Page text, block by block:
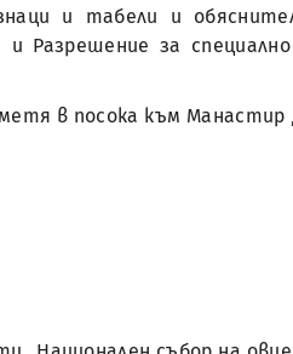
и табели и
Разрешение за
в посока към Манастир